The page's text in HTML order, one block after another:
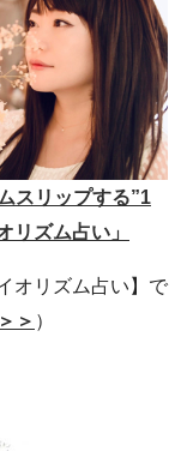
スリップする”1
ズム占い」
オリズム占い】で
＞ ）